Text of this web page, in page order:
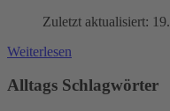
Zuletzt aktualisiert:
Weiterlesen
Alltags Schlagwörter